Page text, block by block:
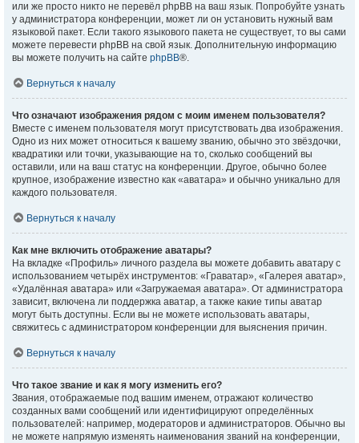
или же просто никто не перевёл phpBB на ваш язык. Попробуйте узнать
у администратора конференции, может ли он установить нужный вам
языковой пакет. Если такого языкового пакета не существует, то вы сами
можете перевести phpBB на свой язык. Дополнительную информацию
вы можете получить на сайте phpBB®.
Вернуться к началу
Что означают изображения рядом с моим именем пользователя?
Вместе с именем пользователя могут присутствовать два изображения.
Одно из них может относиться к вашему званию, обычно это звёздочки,
квадратики или точки, указывающие на то, сколько сообщений вы
оставили, или на ваш статус на конференции. Другое, обычно более
крупное, изображение известно как «аватара» и обычно уникально для
каждого пользователя.
Вернуться к началу
Как мне включить отображение аватары?
На вкладке «Профиль» личного раздела вы можете добавить аватару с
использованием четырёх инструментов: «Граватар», «Галерея аватар»,
«Удалённая аватара» или «Загружаемая аватара». От администратора
зависит, включена ли поддержка аватар, а также какие типы аватар
могут быть доступны. Если вы не можете использовать аватары,
свяжитесь с администратором конференции для выяснения причин.
Вернуться к началу
Что такое звание и как я могу изменить его?
Звания, отображаемые под вашим именем, отражают количество
созданных вами сообщений или идентифицируют определённых
пользователей: например, модераторов и администраторов. Обычно вы
не можете напрямую изменять наименования званий на конференции,